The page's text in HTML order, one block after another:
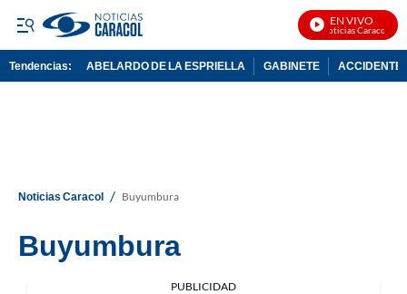
EN VIVO
Noticias Caracol En
Tendencias: ABELARDO DE LA ESPRIELLA GABINETE ACCIDENTE
Noticias Caracol / Buyumbura
Buyumbura
PUBLICIDAD